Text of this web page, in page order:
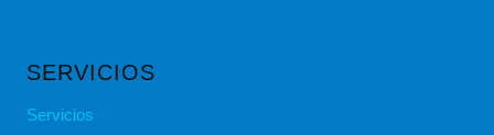
SERVICIOS
Servicios